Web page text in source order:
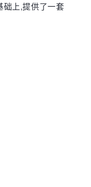
础上,提供了一套